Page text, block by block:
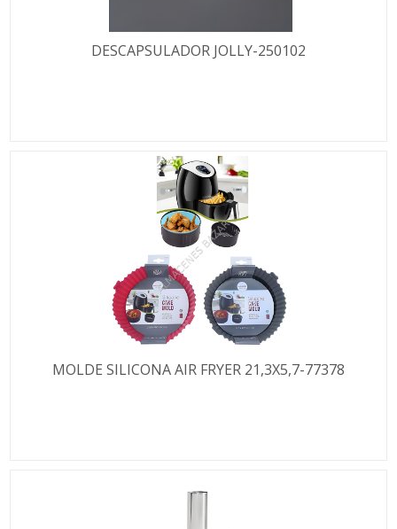
DESCAPSULADOR JOLLY-250102
MOLDE SILICONA AIR FRYER 21,3X5,7-77378